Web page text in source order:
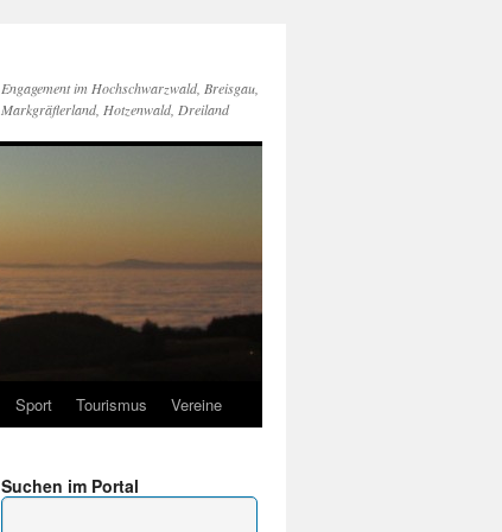
Engagement im Hochschwarzwald, Breisgau,
Markgräflerland, Hotzenwald, Dreiland
Sport Tourismus Vereine
Suchen im Portal